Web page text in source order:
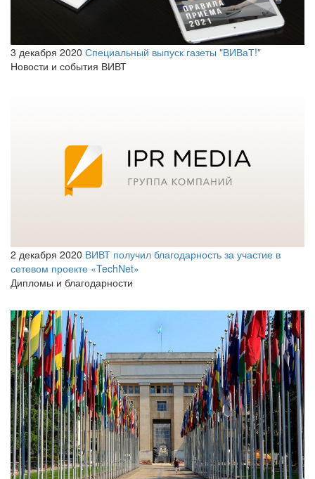
3 декабря 2020 Специальный выпуск газеты "ВИВаТ!"
Новости и события ВИВТ
2 декабря 2020 ВИВТ получил благодарность за участие в
сетевом проекте «TechNet»
Дипломы и благодарности